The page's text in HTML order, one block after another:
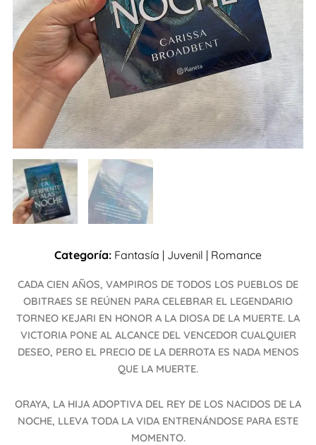
Categoría: Fantasía | Juvenil | Romance
CADA CIEN AÑOS, VAMPIROS DE TODOS LOS PUEBLOS DE
OBITRAES SE REÚNEN PARA CELEBRAR EL LEGENDARIO
TORNEO KEJARI EN HONOR A LA DIOSA DE LA MUERTE. LA
VICTORIA PONE AL ALCANCE DEL VENCEDOR CUALQUIER
DESEO, PERO EL PRECIO DE LA DERROTA ES NADA MENOS
QUE LA MUERTE.
ORAYA, LA HIJA ADOPTIVA DEL REY DE LOS NACIDOS DE LA
NOCHE, LLEVA TODA LA VIDA ENTRENÁNDOSE PARA ESTE
MOMENTO.